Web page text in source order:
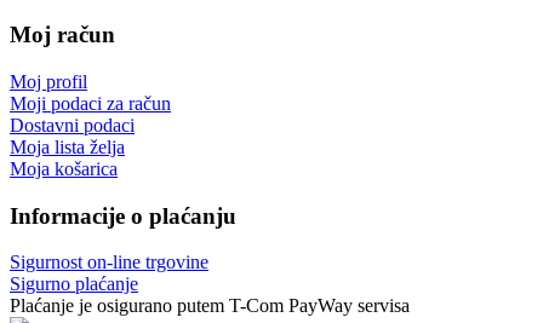
Moj račun
Moj profil
Moji podaci za račun
Dostavni podaci
Moja lista želja
Moja košarica
Informacije o plaćanju
Sigurnost on-line trgovine
Sigurno plaćanje
Plaćanje je osigurano putem T-Com PayWay servisa